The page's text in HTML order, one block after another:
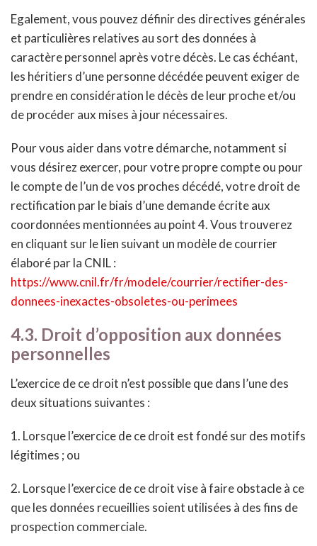
Egalement, vous pouvez définir des directives générales
et particulières relatives au sort des données à
caractère personnel après votre décès. Le cas échéant,
les héritiers d’une personne décédée peuvent exiger de
prendre en considération le décès de leur proche et/ou
de procéder aux mises à jour nécessaires.
Pour vous aider dans votre démarche, notamment si
vous désirez exercer, pour votre propre compte ou pour
le compte de l’un de vos proches décédé, votre droit de
rectification par le biais d’une demande écrite aux
coordonnées mentionnées au point 4. Vous trouverez
en cliquant sur le lien suivant un modèle de courrier
élaboré par la CNIL :
https://www.cnil.fr/fr/modele/courrier/rectifier-des-
donnees-inexactes-obsoletes-ou-perimees
4.3. Droit d’opposition aux données
personnelles
L’exercice de ce droit n’est possible que dans l’une des
deux situations suivantes :
1. Lorsque l’exercice de ce droit est fondé sur des motifs
légitimes ; ou
2. Lorsque l’exercice de ce droit vise à faire obstacle à ce
que les données recueillies soient utilisées à des fins de
prospection commerciale.